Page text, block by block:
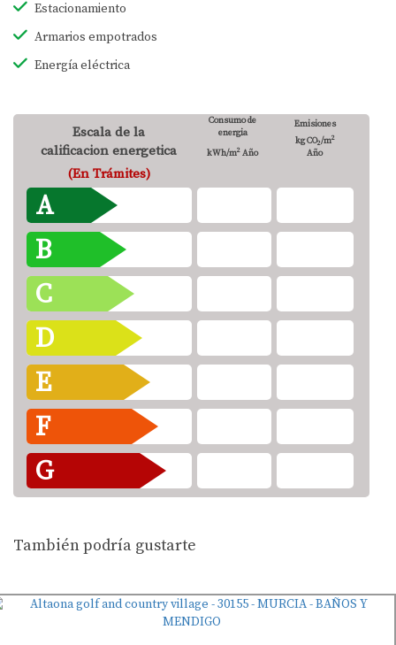
Estacionamiento
Armarios empotrados
Energía eléctrica
Escala de la
calificacion energetica
(En Trámites)
Consumo de
energia
kWh/m2 Año
Emisiones
kg CO2/m2
Año
A
B
C
D
E
F
G
También podría gustarte